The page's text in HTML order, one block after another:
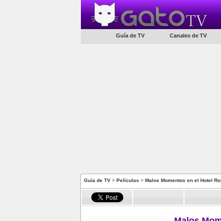
Guía de TV Canales de TV
Guía de TV > Películas > Malos Momentos en el Hotel